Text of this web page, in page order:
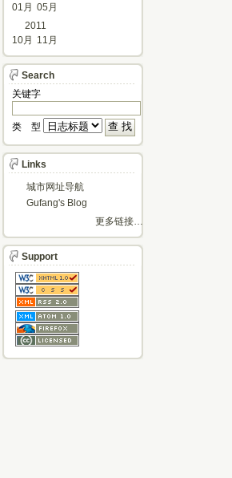
01月 05月
2011
10月
11月
Search
关键字
类 型
Links
城市网址导航
Gufang's Blog
更多链接…
Support